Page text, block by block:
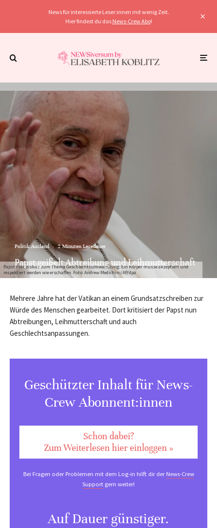
News für interessierte Leser:innen mit wenig Zeit.
Hier findest du das News-Crew Abo!
Papst Franziskus zum Thema Geschlechtsumwandlung: Ein Körper müsse akzeptiert und
respektiert werden wie erschaffen. Foto: Andrew Medichini/AP/dpa
Politik Ausland · 2 Minuten Lesedauer
Papst geißelt Abtreibung und Leihmutterschaft
Mehrere Jahre hat der Vatikan an einem Grundsatzschreiben zur
Würde des Menschen gearbeitet. Dort kritisiert der Papst nun
Abtreibungen, Leihmutterschaft und auch
Geschlechtsanpassungen.
Geschützter Inhalt für News-
Crew Abonnent:innen
Schon dabei?
Zum Weiterlesen hier einloggen »
Bei Fragen oder Problemen mit dem Log-in hilft dir derNews-Crew
Support gern weiter!
Auf Dauer günstiger.